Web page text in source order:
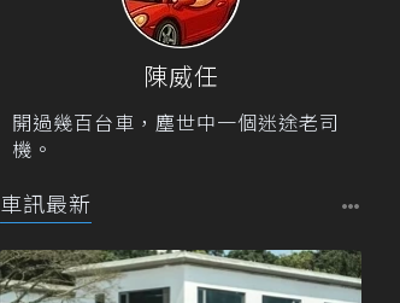
陳威任
開過幾百台車，塵世中一個迷途老司
機。
車訊最新